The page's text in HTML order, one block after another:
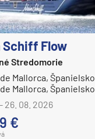
Schiff Flow
Stredomorie
Mallorca, Španielsko
Mallorca, Španielsko
26. 08. 2026
€